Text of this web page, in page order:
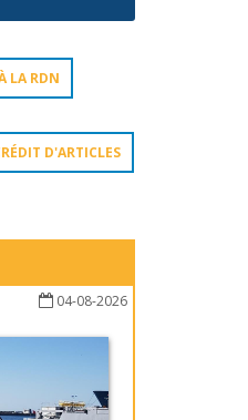
LA RDN
D'ARTICLES
04-08-2026